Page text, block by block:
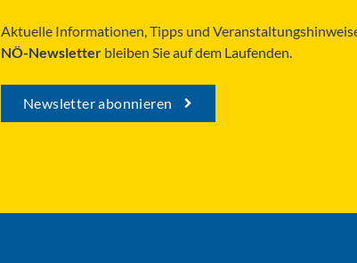
Aktuelle Informationen, Tipps und
NÖ-Newsletter bleiben Sie auf dem Laufenden.
Newsletter abonnieren